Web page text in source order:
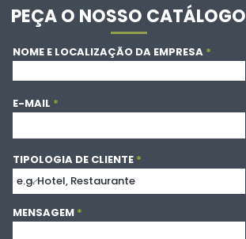
PEÇA O NOSSO CATÁLOGO
NOME E LOCALIZAÇÃO DA EMPRESA
E-MAIL
TIPOLOGIA DE CLIENTE
MENSAGEM